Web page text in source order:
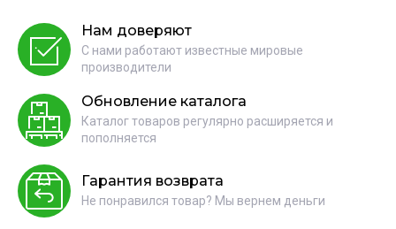
Нам доверяют
С нами работают известные мировые
производители
Обновление каталога
Каталог товаров регулярно расширяется и
пополняется
Гарантия возврата
Не понравился товар? Мы вернем деньги